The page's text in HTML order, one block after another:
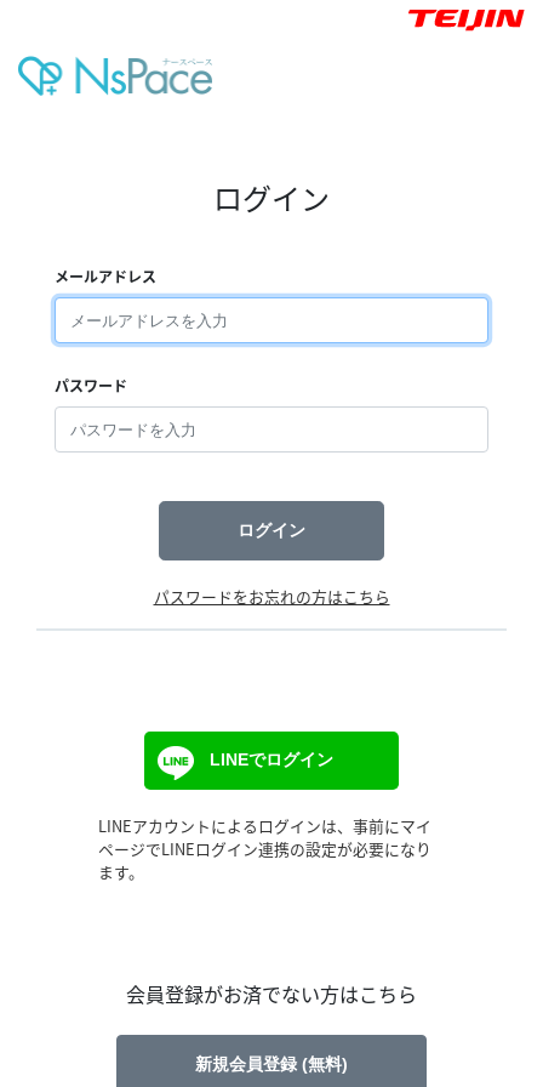
ログイン
メールアドレス
パスワード
ログイン
パスワードをお忘れの方はこちら
LINEでログイン
LINEアカウントによるログインは、事前にマイ
ページでLINEログイン連携の設定が必要になり
ます。
会員登録がお済でない方はこちら
新規会員登録 (無料)